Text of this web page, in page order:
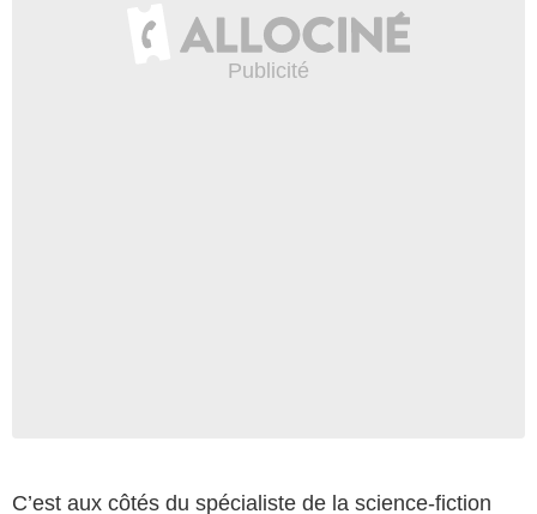
C’est aux côtés du spécialiste de la science-fiction